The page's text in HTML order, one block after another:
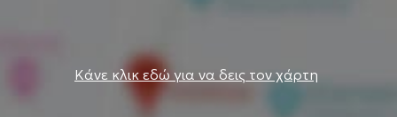
ιατρείο παρέχει ολοκληρωμένη ψυχιατρική και
Την περιγραφή επιμελείται η ομάδα του doctoranytime βασισμένη σε
Κάνε κλικ εδώ για να δεις τον χάρτη